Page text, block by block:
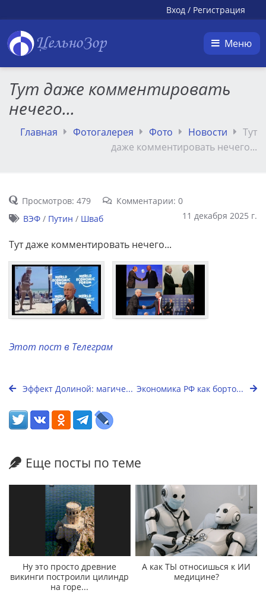
Вход / Регистрация
ЦельноЗор Меню
Тут даже комментировать
нечего...
Главная Фотогалерея Фото Новости
Тут
даже комментировать нечего...
Просмотров: 479
Комментарии: 0
11 декабря 2025 г.
ВЭФ/ Путин / Шваб
Тут даже комментировать нечего...
Этот пост в Телеграм
Эффект Долиной: магиче... Экономика РФ как борто...
Еще посты по теме
Ну это просто древние
викинги построили цилиндр
на горе...
А как ТЫ относишься к ИИ
медицине?